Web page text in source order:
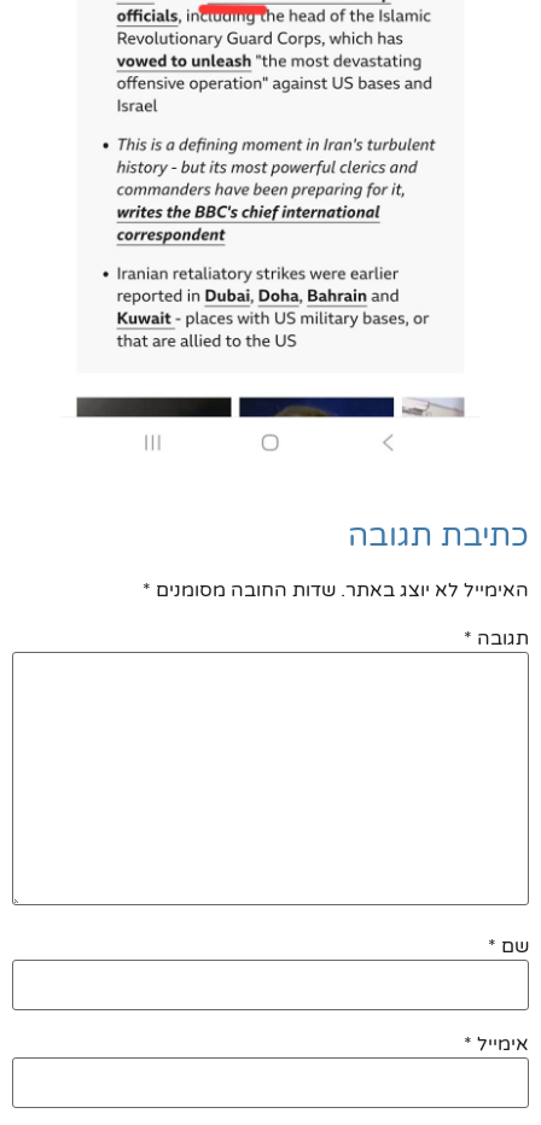
כתיבת תגובה
האימייל לא יוצג באתר. שדות החובה מסומנים *
תגובה *
שם *
אימייל *